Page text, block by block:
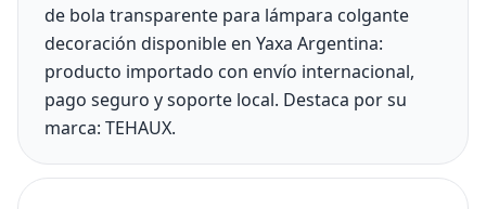
de bola transparente para lámpara colgante
decoración disponible en Yaxa Argentina:
producto importado con envío internacional,
pago seguro y soporte local. Destaca por su
marca: TEHAUX.